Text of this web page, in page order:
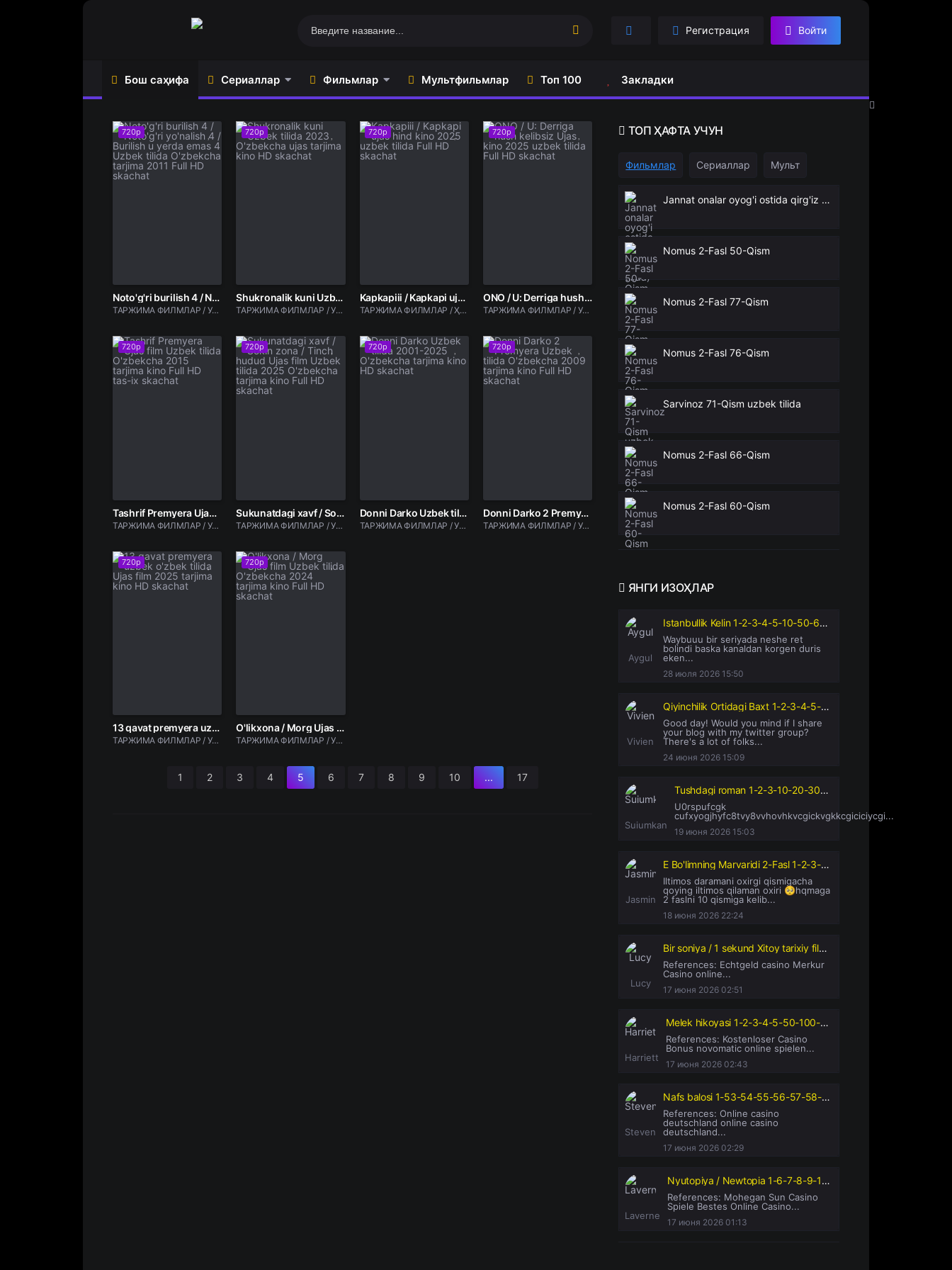
Регистрация Войти
Бош саҳифа Сериаллар
Сериаллар (Ўзбек тилида)
Ўзбек Сериаллари
Жаҳон сериаллари
Фильмлар
Ўзбек фильмлари
ТАРЖИМА ФИЛМЛАР
Ҳинд фильмлари
Мультфильмлар Топ 100 Закладки
720p
Noto'g'ri burilish 4 / Noto'g'ri yo'nalish 4 / Burilish u yerda emas 4 Uzbek tilida O'zbekcha tarjima 2011 Full HD skachat
ТАРЖИМА ФИЛМЛАР / Ужас фильмлар
720p
Shukronalik kuni Uzbek tilida 2023 O'zbekcha ujas tarjima kino HD skachat
ТАРЖИМА ФИЛМЛАР / Ужас фильмлар
720p
Kapkapiii / Kapkapi ujas hind kino 2025 uzbek tilida Full HD skachat
ТАРЖИМА ФИЛМЛАР / Ҳинд фильмлари / Ужас фильмлар
720p
ONO / U: Derriga hush kelibsiz Ujas kino 2025 uzbek tilida Full HD skachat
ТАРЖИМА ФИЛМЛАР / Ужас фильмлар
720p
Tashrif Premyera Ujas film Uzbek tilida O'zbekcha 2015 tarjima kino Full HD tas-ix skachat
ТАРЖИМА ФИЛМЛАР / Ужас фильмлар
720p
Sukunatdagi xavf / Sokin zona / Tinch hudud Ujas film Uzbek tilida 2025 O'zbekcha tarjima kino Full HD skachat
ТАРЖИМА ФИЛМЛАР / Ужас фильмлар
720p
Donni Darko Uzbek tilida 2001-2025 O'zbekcha tarjima kino HD skachat
ТАРЖИМА ФИЛМЛАР / Ужас фильмлар
720p
Donni Darko 2 Premyera Uzbek tilida O'zbekcha 2009 tarjima kino Full HD skachat
ТАРЖИМА ФИЛМЛАР / Ужас фильмлар
720p
13 qavat premyera uzbek o'zbek tilida Ujas film 2025 tarjima kino HD skachat
ТАРЖИМА ФИЛМЛАР / Ужас фильмлар
720p
O'likxona / Morg Ujas film Uzbek tilida O'zbekcha 2024 tarjima kino Full HD skachat
ТАРЖИМА ФИЛМЛАР / Ужас фильмлар
1 2 3 4 5 6 7 8 9 10 ... 17
ТОП ҲАФТА УЧУН
Фильмлар Сериаллар Мульт
Jannat onalar oyog'i ostida qirg'iz filmi (o'zbek tilida)
Nomus 2-Fasl 50-Qism
Nomus 2-Fasl 77-Qism
Nomus 2-Fasl 76-Qism
Sarvinoz 71-Qism uzbek tilida
Nomus 2-Fasl 66-Qism
Nomus 2-Fasl 60-Qism
ЯНГИ ИЗОҲЛАР
Istanbullik Kelin 1-2-3-4-5-10-50-60-70-90-100-110-130-140-150-160 Qism Turk serial uzbek tilida barcha qismlar
Waybuuu bir seriyada neshe ret
bolindi baska kanaldan korgen duris
eken...
28 июля 2026 15:50
Aygul
Qiyinchilik Ortidagi Baxt 1-2-3-4-5-10-20-30-50-60-70-80-95 Qism drama koreya seriali uzbek tilida Barcha qismlar 2026 HD skachat
Good day! Would you mind if I share
your blog with my twitter group?
There's a lot of folks...
24 июня 2026 15:09
Vivien
Tushdagi roman 1-2-3-10-20-30-50-60-70-80-90 Qism drama koreya seriali uzbek tilida Barcha qismlar
U0rspufcgk
cufxyogjhyfc8tvy8vvhovhkvcgickvgkkcgiciciycgi...
19 июня 2026 15:03
Suiumkan
E Bo'limning Marvaridi 2-Fasl 1-2-3-4-5-6-7-8-10-11-12-14-15-16-17-20 Qism serial uzbek tilida Barcha qismlar
Iltimos daramani oxirgi qismigacha
qoying iltimos qilaman oxiri 🥺hqmaga
2 faslni 10 qismiga kelib...
18 июня 2026 22:24
Jasmin
Bir soniya / 1 sekund Xitoy tarixiy filmi Uzbek tilida 2019 tarjima kino
References: Echtgeld casino Merkur
Casino online...
17 июня 2026 02:51
Lucy
Melek hikoyasi 1-2-3-4-5-50-100-150-200-250-300 qism Turk seriali barcha qismlar Uzbek tilida 2021 HD
References: Kostenloser Casino
Bonus novomatic online spielen...
17 июня 2026 02:43
Harriett
Nafs balosi 1-53-54-55-56-57-58-59-60-61-62-63-64 Qism milliy serial uzbek o'zbek tilida 2024
References: Online casino
deutschland online casino
deutschland...
17 июня 2026 02:29
Steven
Nyutopiya / Newtopia 1-6-7-8-9-10-11-12-13-14-15 Qism koreys serial barcha qismlari uzbek o'zbek tilida
References: Mohegan Sun Casino
Spiele Bestes Online Casino...
17 июня 2026 01:13
Laverne